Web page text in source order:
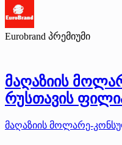
Eurobrand პრემიუმი
მაღაზიის
რუსთავის
მაღაზიის მოლარე-